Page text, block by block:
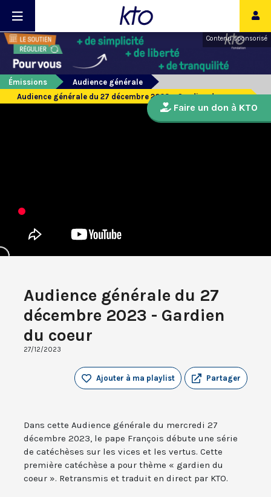
Contenu sponsorisé
Émissions
Audience générale
Audience générale du 27 décembre 2023 - Gardien du coeur
Audience générale du 27
décembre 2023 - Gardien
du coeur
27/12/2023
Partager
Ajouter à ma playlist
Dans cette Audience générale du mercredi 27
décembre 2023, le pape François débute une série
de catéchèses sur les vices et les vertus. Cette
première catéchèse a pour thème « gardien du
coeur ». Retransmis et traduit en direct par KTO.
Faire un don à KTO